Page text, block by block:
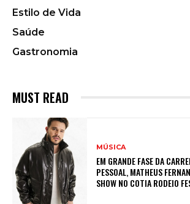
Estilo de Vida
Saúde
Gastronomia
MUST READ
MÚSICA
EM GRANDE FASE DA
PESSOAL, MATHEUS
SHOW NO COTIA RODEIO